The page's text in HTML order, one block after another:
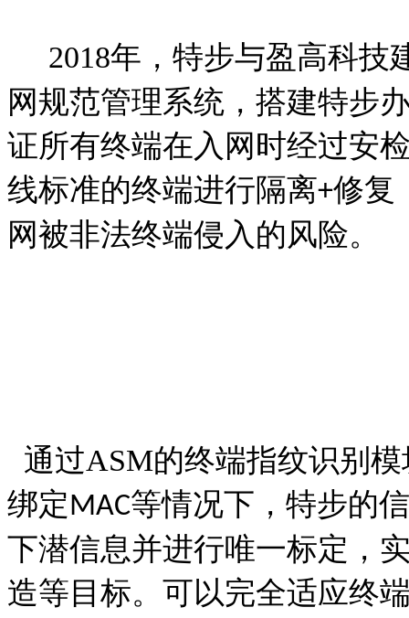
2018年，特步与盈高科技
网规范管理系统，搭建特步
证所有终端在入网时经过安
线标准的终端进行隔离+修复
网被非法终端侵入的风险。
通过ASM的终端指纹识别
绑定MAC等情况下，特步的
下潜信息并进行唯一标定，
造等目标。可以完全适应终